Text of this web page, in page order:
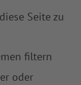
Seite zu
filtern
oder